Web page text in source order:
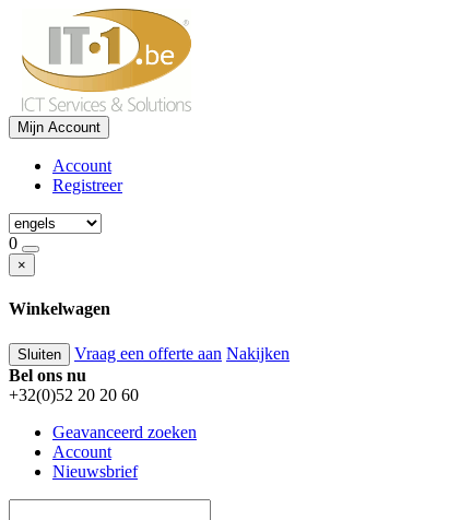
Mijn Account
Account
Registreer
0
×
Winkelwagen
Sluiten Vraag een offerte aan Nakijken
Bel ons nu
+32(0)52 20 20 60
Geavanceerd zoeken
Account
Nieuwsbrief